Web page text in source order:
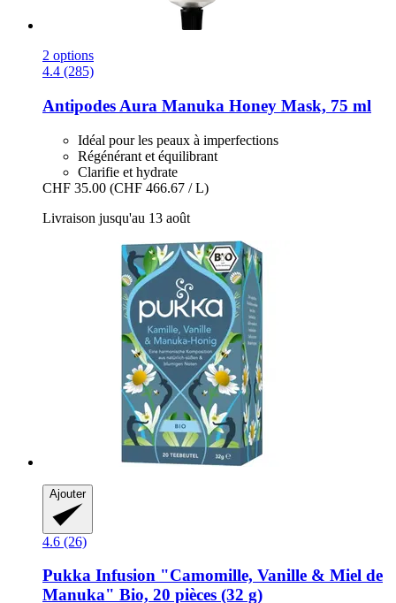
2 options
4.4 (285)
Antipodes Aura Manuka Honey Mask, 75 ml
Idéal pour les peaux à imperfections
Régénérant et équilibrant
Clarifie et hydrate
CHF 35.00 (CHF 466.67 / L)
Livraison jusqu'au 13 août
Ajouter
4.6 (26)
Pukka Infusion "Camomille, Vanille & Miel de
Manuka" Bio, 20 pièces (32 g)